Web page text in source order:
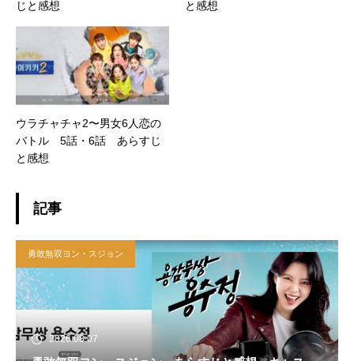
じと感想
と感想
ウラチャチャ2〜男女6人恋の
バトル 5話・6話 あらすじ
と感想
記事
勇敢無双ヨン・スジョン
2026.08.07